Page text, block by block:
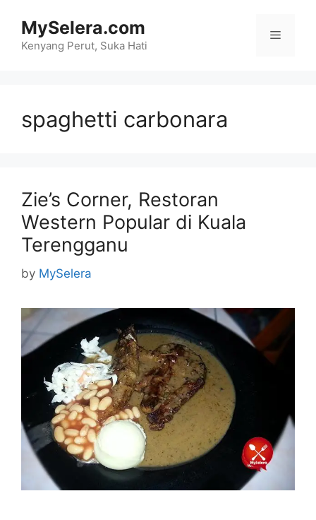
content
MySelera.com
Kenyang Perut, Suka Hati
Menu
spaghetti carbonara
Zie’s Corner, Restoran
Western Popular di Kuala
Terengganu
by MySelera